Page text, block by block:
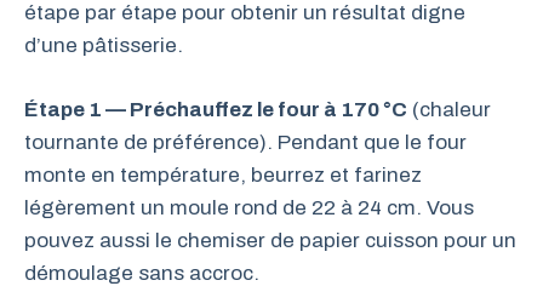
étape par étape pour obtenir un résultat digne
d’une pâtisserie.
Étape 1 — Préchauffez le four à 170 °C (chaleur
tournante de préférence). Pendant que le four
monte en température, beurrez et farinez
légèrement un moule rond de 22 à 24 cm. Vous
pouvez aussi le chemiser de papier cuisson pour un
démoulage sans accroc.